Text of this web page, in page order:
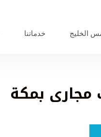
الخليج خدماتنا
بمكة